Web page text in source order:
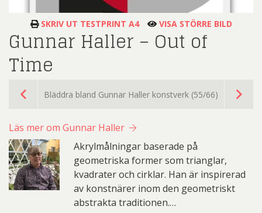
SKRIV UT TESTPRINT A4 VISA STÖRRE BILD
Gunnar Haller – Out of
Time
Bläddra bland Gunnar Haller konstverk (55/66)
Läs mer om Gunnar Haller
Akrylmålningar baserade på
geometriska former som trianglar,
kvadrater och cirklar. Han är inspirerad
av konstnärer inom den geometriskt
abstrakta traditionen.…